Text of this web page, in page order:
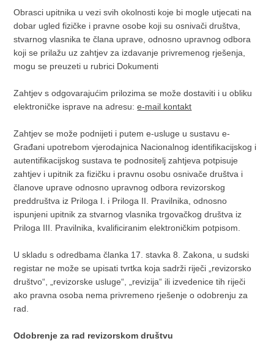
Obrasci upitnika u vezi svih okolnosti koje bi mogle utjecati na
dobar ugled fizičke i pravne osobe koji su osnivači društva,
stvarnog vlasnika te člana uprave, odnosno upravnog odbora
koji se prilažu uz zahtjev za izdavanje privremenog rješenja,
mogu se preuzeti u rubrici Dokumenti
Zahtjev s odgovarajućim prilozima se može dostaviti i u obliku
elektroničke isprave na adresu:e-mail kontakt
Zahtjev se može podnijeti i putem e-usluge u sustavu e-
Građani upotrebom vjerodajnica Nacionalnog identifikacijskog i
autentifikacijskog sustava te podnositelj zahtjeva potpisuje
zahtjev i upitnik za fizičku i pravnu osobu osnivače društva i
članove uprave odnosno upravnog odbora revizorskog
preddruštva iz Priloga I. i Priloga II. Pravilnika, odnosno
ispunjeni upitnik za stvarnog vlasnika trgovačkog društva iz
Priloga III. Pravilnika, kvalificiranim elektroničkim potpisom.
U skladu s odredbama članka 17. stavka 8. Zakona, u sudski
registar ne može se upisati tvrtka koja sadrži riječi „revizorsko
društvo“, „revizorske usluge“, „revizija“ ili izvedenice tih riječi
ako pravna osoba nema privremeno rješenje o odobrenju za
rad.
Odobrenje za rad revizorskom društvu